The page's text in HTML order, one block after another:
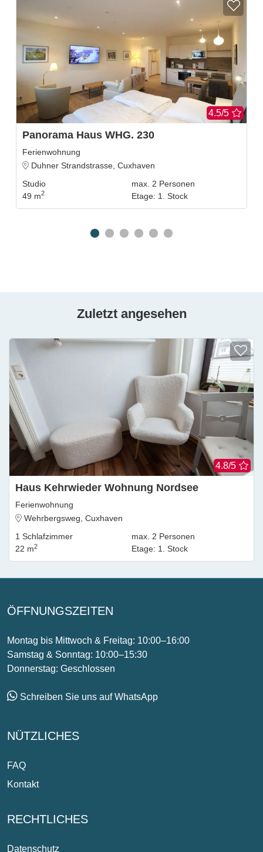
4.5/5
Panorama Haus WHG. 230
Ferienwohnung
Duhner Strandstrasse, Cuxhaven
Studio
49 m2
max. 2 Personen
Etage: 1. Stock
Zuletzt angesehen
4.8/5
Haus Kehrwieder Wohnung Nordsee
Ferienwohnung
Wehrbergsweg, Cuxhaven
1 Schlafzimmer
22 m2
max. 2 Personen
Etage: 1. Stock
ÖFFNUNGSZEITEN
Montag bis Mittwoch & Freitag: 10:00–16:00
Samstag & Sonntag: 10:00–15:30
Donnerstag: Geschlossen
Schreiben Sie uns auf WhatsApp
NÜTZLICHES
FAQ
Kontakt
RECHTLICHES
Datenschutz